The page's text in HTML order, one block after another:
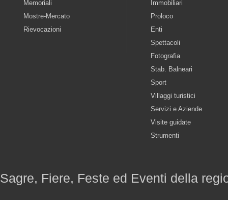
Memoriali
Mostre-Mercato
Rievocazioni
Immobiliari
Proloco
Enti
Spettacoli
Fotografia
Stab. Balneari
Sport
Villaggi turistici
Servizi e Aziende
Visite guidate
Strumenti
Sagre, Fiere, Feste ed Eventi della